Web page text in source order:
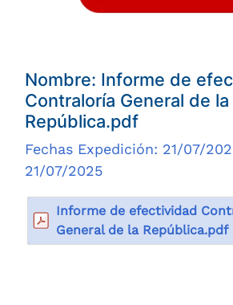
Nombre: Informe de
Contraloría General de la
República.pdf
Fechas Expedición: 21/07/
21/07/2025
Informe de efectividad
General de la República.pdf